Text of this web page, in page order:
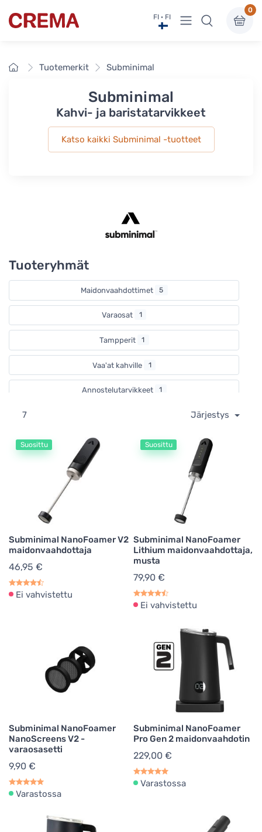
Crema FI · FI Näytä valikko
0
EtusivuTuotemerkit Subminimal
Subminimal
Kahvi- ja baristatarvikkeet
Katso kaikki Subminimal -tuotteet
Tuoteryhmät
Maidonvaahdottimet 5
Varaosat 1
Tampperit 1
Vaa'at kahville 1
Annostelutarvikkeet 1
7 Järjestys
Suosittu
Subminimal NanoFoamer V2
maidonvaahdottaja
46,95 €
Ei vahvistettu
Suosittu
Subminimal NanoFoamer
Lithium maidonvaahdottaja,
musta
79,90 €
Ei vahvistettu
Subminimal NanoFoamer
NanoScreens V2 -
varaosasetti
9,90 €
Varastossa
Subminimal NanoFoamer
Pro Gen 2 maidonvaahdotin
229,00 €
Varastossa